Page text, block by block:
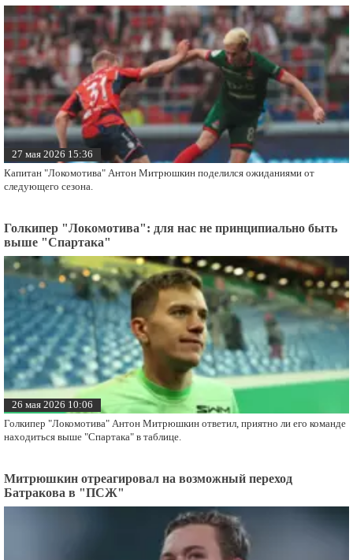
27 мая 2026 15:36
Капитан "Локомотива" Антон Митрюшкин поделился ожиданиями от
следующего сезона.
Голкипер "Локомотива": для нас не принципиально быть
выше "Спартака"
26 мая 2026 10:06
Голкипер "Локомотива" Антон Митрюшкин ответил, приятно ли его команде
находиться выше "Спартака" в таблице.
Митрюшкин отреагировал на возможный переход
Батракова в "ПСЖ"